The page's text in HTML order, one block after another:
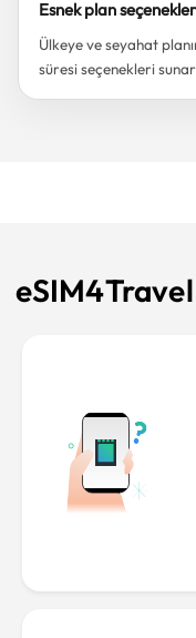
Esnek plan
Ülkeye ve seyahat
süresi seçenekleri
eSIM4Travel